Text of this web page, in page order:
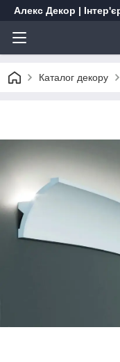
Алекс Декор |
Каталог декору